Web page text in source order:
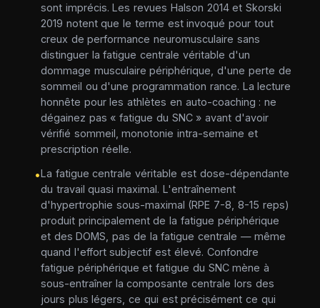
sont imprécis. Les revues Halson 2014 et Skorski
2019 notent que le terme est invoqué pour tout
creux de performance neuromusculaire sans
distinguer la fatigue centrale véritable d'un
dommage musculaire périphérique, d'une perte de
sommeil ou d'une programmation rance. La lecture
honnête pour les athlètes en auto-coaching : ne
dégainez pas « fatigue du SNC » avant d'avoir
vérifié sommeil, monotonie intra-semaine et
prescription réelle.
•La fatigue centrale véritable est dose-dépendante
du travail quasi maximal. L'entraînement
d'hypertrophie sous-maximal (RPE 7-8, 8-15 reps)
produit principalement de la fatigue périphérique
et des DOMS, pas de la fatigue centrale — même
quand l'effort subjectif est élevé. Confondre
fatigue périphérique et fatigue du SNC mène à
sous-entraîner la composante centrale lors des
jours plus légers, ce qui est précisément ce qui